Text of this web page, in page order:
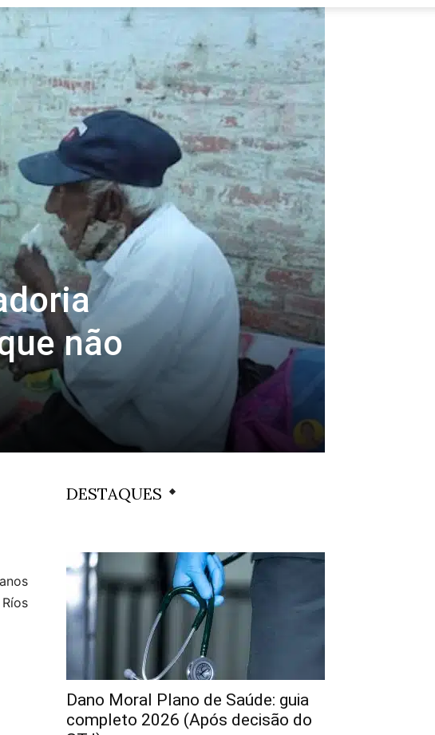
não
DESTAQUES
Dano Moral Plano de Saúde: guia
completo 2026 (Após decisão do